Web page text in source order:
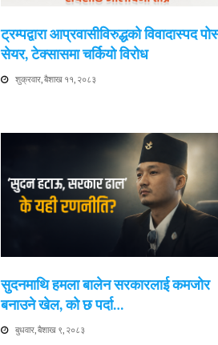
ट्रम्पद्वारा आप्रवासीविरुद्धको विवादास्पद
सेयर, टेक्सासमा चर्कियो विरोध
शुक्रवार, बैशाख ११, २०८३
सुदनमाथि हमला बालेन सरकारलाई कमजोर
बनाउने खेल, को छ पर्दा…
बुधवार, बैशाख ९, २०८३